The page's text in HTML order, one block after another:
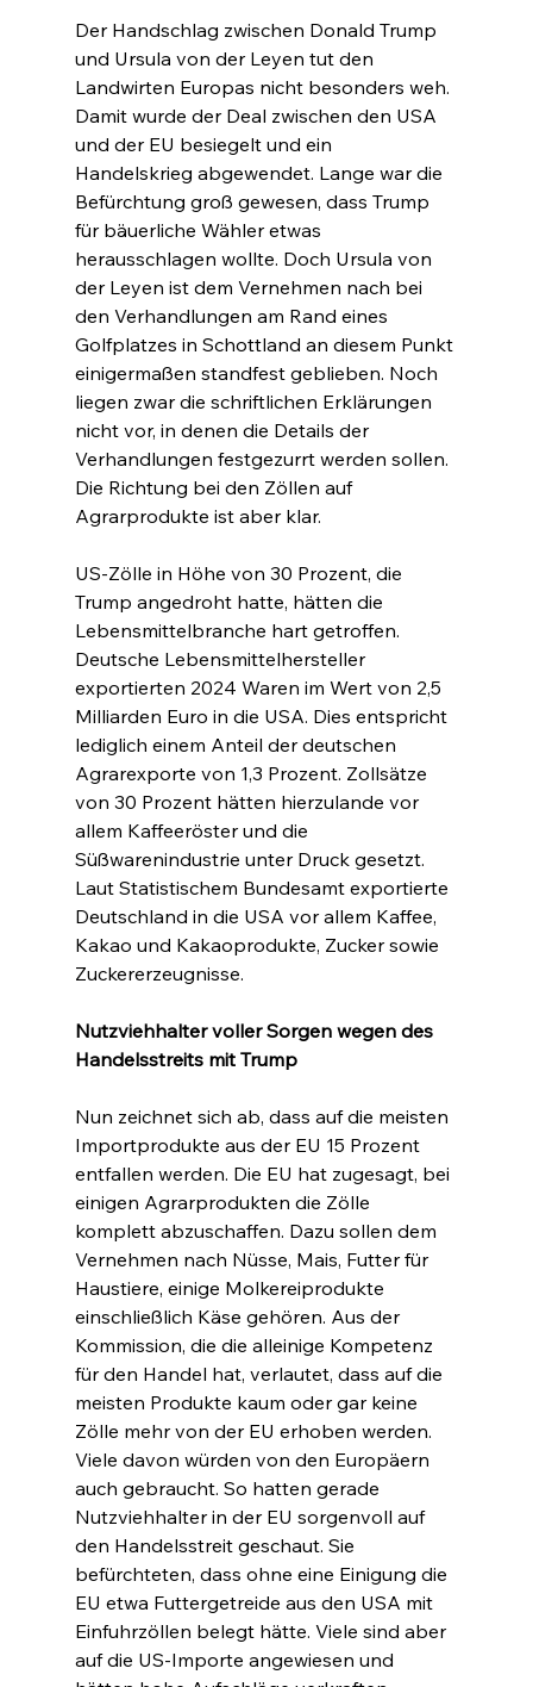
Der Handschlag zwischen Donald Trump
und Ursula von der Leyen tut den
Landwirten Europas nicht besonders weh.
Damit wurde der Deal zwischen den USA
und der EU besiegelt und ein
Handelskrieg abgewendet. Lange war die
Befürchtung groß gewesen, dass Trump
für bäuerliche Wähler etwas
herausschlagen wollte. Doch Ursula von
der Leyen ist dem Vernehmen nach bei
den Verhandlungen am Rand eines
Golfplatzes in Schottland an diesem Punkt
einigermaßen standfest geblieben. Noch
liegen zwar die schriftlichen Erklärungen
nicht vor, in denen die Details der
Verhandlungen festgezurrt werden sollen.
Die Richtung bei den Zöllen auf
Agrarprodukte ist aber klar.
US-Zölle in Höhe von 30 Prozent, die
Trump angedroht hatte, hätten die
Lebensmittelbranche hart getroffen.
Deutsche Lebensmittelhersteller
exportierten 2024 Waren im Wert von 2,5
Milliarden Euro in die USA. Dies entspricht
lediglich einem Anteil der deutschen
Agrarexporte von 1,3 Prozent. Zollsätze
von 30 Prozent hätten hierzulande vor
allem Kaffeeröster und die
Süßwarenindustrie unter Druck gesetzt.
Laut Statistischem Bundesamt exportierte
Deutschland in die USA vor allem Kaffee,
Kakao und Kakaoprodukte, Zucker sowie
Zuckererzeugnisse.
Nutzviehhalter voller Sorgen wegen des
Handelsstreits mit Trump
Nun zeichnet sich ab, dass auf die meisten
Importprodukte aus der EU 15 Prozent
entfallen werden. Die EU hat zugesagt, bei
einigen Agrarprodukten die Zölle
komplett abzuschaffen. Dazu sollen dem
Vernehmen nach Nüsse, Mais, Futter für
Haustiere, einige Molkereiprodukte
einschließlich Käse gehören. Aus der
Kommission, die die alleinige Kompetenz
für den Handel hat, verlautet, dass auf die
meisten Produkte kaum oder gar keine
Zölle mehr von der EU erhoben werden.
Viele davon würden von den Europäern
auch gebraucht. So hatten gerade
Nutzviehhalter in der EU sorgenvoll auf
den Handelsstreit geschaut. Sie
befürchteten, dass ohne eine Einigung die
EU etwa Futtergetreide aus den USA mit
Einfuhrzöllen belegt hätte. Viele sind aber
auf die US-Importe angewiesen und